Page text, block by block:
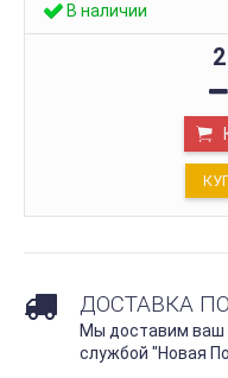
В наличии
ДОСТАВКА
Мы доставим ваш
службой "Новая